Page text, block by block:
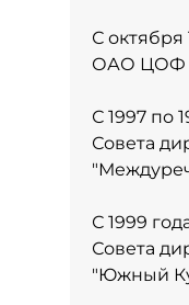
С октября
ОАО ЦОФ
С 1997 по
Совета
С 1999
Совета
"Южный